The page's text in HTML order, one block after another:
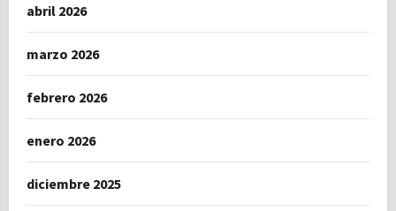
abril 2026
marzo 2026
febrero 2026
enero 2026
diciembre 2025